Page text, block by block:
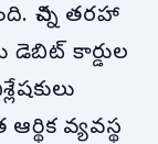
చిన్న తరహా
కార్డుల
వ్యవస్థ